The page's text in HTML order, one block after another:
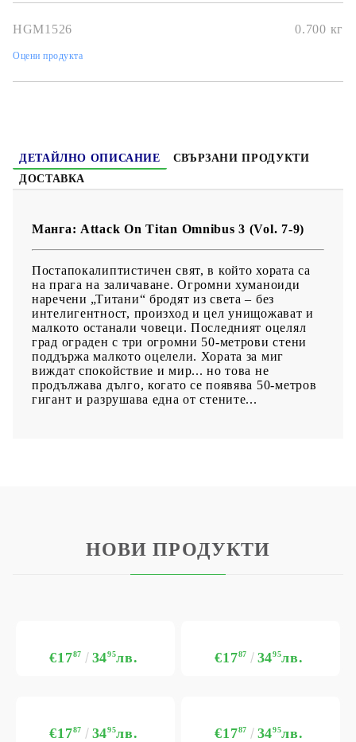
Дата на издаване:
Жанр:Action, Mystery, Drama, Fantasy, Horror, Shounen,
HGM1526 0.700 кг
Оцени продукта
ДЕТАЙЛНО ОПИСАНИЕ
СВЪРЗАНИ ПРОДУКТИ
ДОСТАВКА
Манга: Attack On Titan Omnibus 3 (Vol. 7-9)
Постапокалиптистичен свят, в който хората са
на прага на заличаване. Огромни хуманоиди
наречени „Титани“ бродят из света – без
интелигентност, произход и цел унищожават и
малкото останали човеци. Последният оцелял
град ограден с три огромни 50-метрови стени
поддържа малкото оцелели. Хората за миг
виждат спокойствие и мир... но това не
продължава дълго, когато се появява 50-метров
гигант и разрушава една от стените...
НОВИ ПРОДУКТИ
€1787 3495лв. €1787 3495лв.
€1787 3495лв. €1787 3495лв.